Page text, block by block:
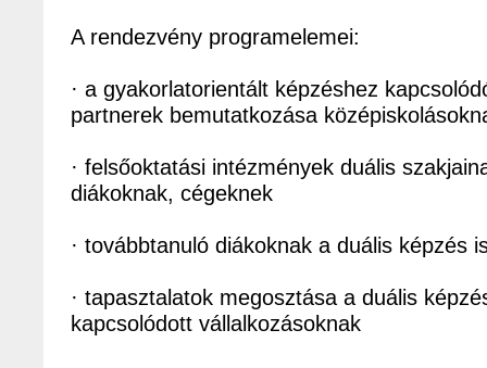
A rendezvény programelemei:
· a gyakorlatorientált képzéshez
partnerek bemutatkozása
· felsőoktatási intézmények duális
diákoknak, cégeknek
· továbbtanuló diákoknak a duális képzés
· tapasztalatok megosztása a duális
kapcsolódott vállalkozásoknak